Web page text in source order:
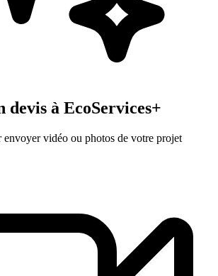
devis à EcoServices+
envoyer vidéo ou photos de votre projet